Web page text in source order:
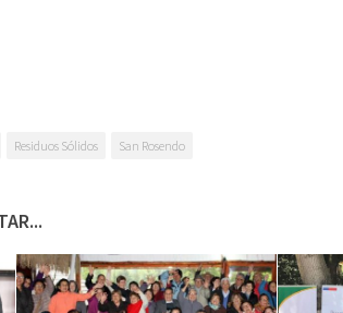
Residuos Sólidos San Rosendo